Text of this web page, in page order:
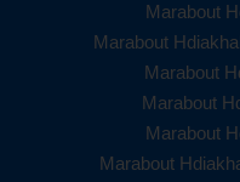
Marabout
Marabout
Marabout
Marabout
Marabout
Marabout